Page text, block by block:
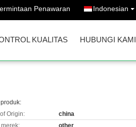
Penawaran Indonesian
KUALITAS HUBUNGI KAMI
Origin:
china
merek:
other